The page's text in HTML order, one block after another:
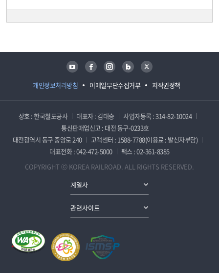
개인정보처리방침 이메일무단수집거부 저작권정책
유튜브 페이스북 인스타그램 블로그 트위터
상호 : 한국철도공사 대표자 : 김태승
사업자등록 : 314-82-10024
통신판매업신고 : 대전 동구-0233호
대전광역시 동구 중앙로 240
고객센터 : 1588-7788(이용료 : 발신자부담)
대표전화 : 042-472-5000
팩스 : 02-361-8385
COPYRIGHT ⓒ KOREA RAILROAD. ALL RIGHTS RESERVED.
계열사
관련사이트